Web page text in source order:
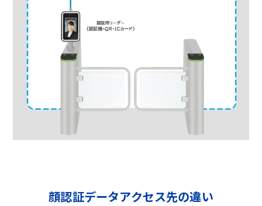
顔認証データアクセス先の違い